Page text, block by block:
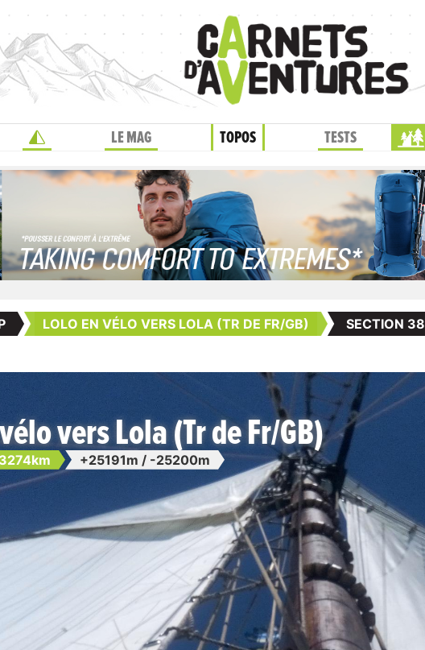
LE MAG TOPOS TESTS
LOLO EN VÉLO VERS LOLA (TR DE FR/GB) SECTION 38
vers Lola (Tr de Fr/GB)
3274km +25191m / -25200m